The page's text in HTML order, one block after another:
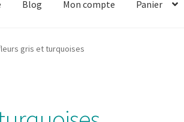
Blog Mon compte Panier
Reset Register
gris et turquoises